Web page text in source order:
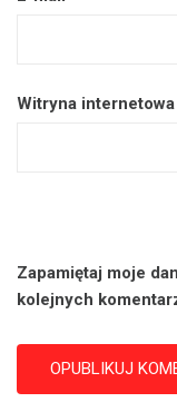
Witryna internetowa
Zapamiętaj moje
kolejnych